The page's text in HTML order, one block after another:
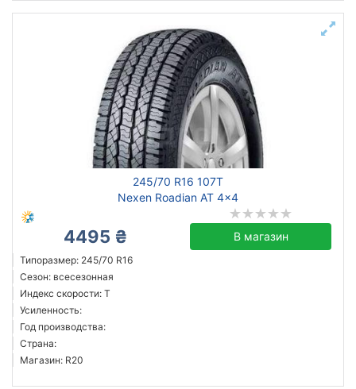
245/70 R16 107T
Nexen Roadian AT 4x4
4495 ₴ В магазин
Типоразмер: 245/70 R16
Сезон: всесезонная
Индекс скорости: T
Усиленность:
Год производства:
Страна:
Магазин: R20